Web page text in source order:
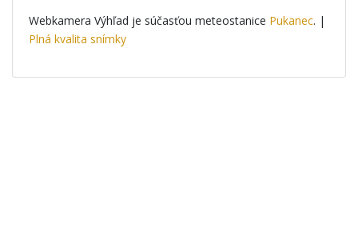
Webkamera Výhľad je súčasťou meteostanice Pukanec. |
Plná kvalita snímky